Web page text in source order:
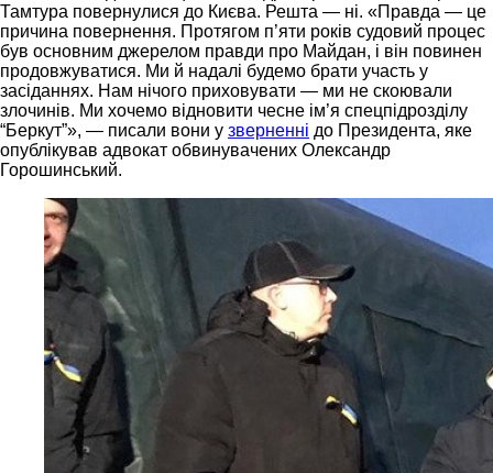
Тамтура повернулися до Києва. Решта — ні. «Правда — це
причина повернення. Протягом п’яти років судовий процес
був основним джерелом правди про Майдан, і він повинен
продовжуватися. Ми й надалі будемо брати участь у
засіданнях. Нам нічого приховувати — ми не скоювали
злочинів. Ми хочемо відновити чесне ім’я спецпідрозділу
“Беркут”», — писали вони у зверненні до Президента, яке
опублікував адвокат обвинувачених Олександр
Горошинський.